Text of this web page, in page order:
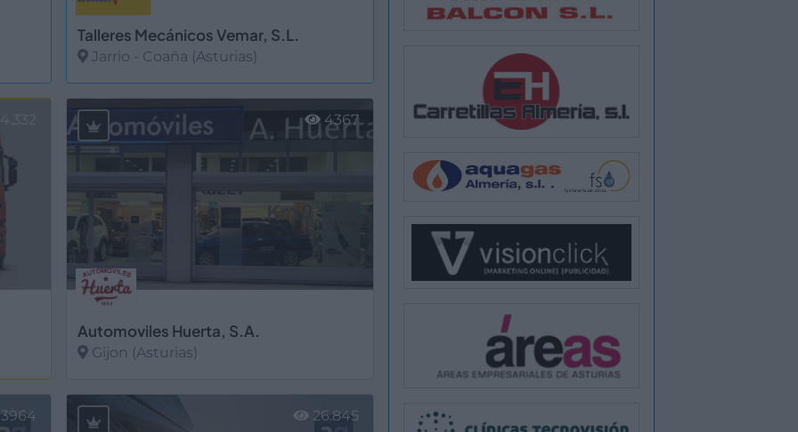
Talleres Mecánicos Vemar, S.L.
Jarrio - Coaña (Asturias)
Automoviles Huerta, S.A.
Gijon (Asturias)
4367
3964 26.845